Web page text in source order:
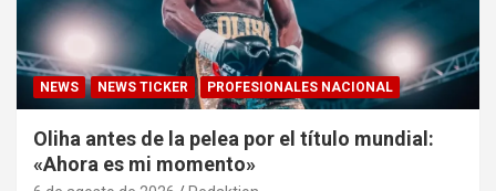
NEWS NEWS TICKER PROFESIONALES NACIONAL
Oliha antes de la pelea por el título mundial:
«Ahora es mi momento»